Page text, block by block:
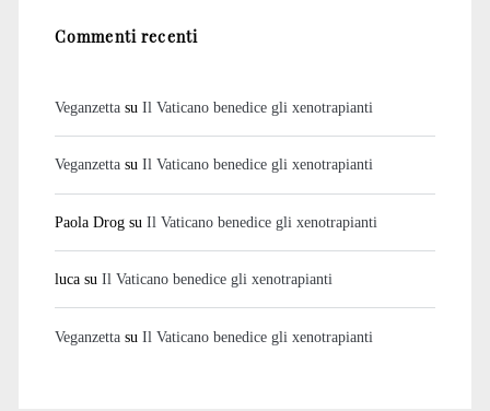
Commenti recenti
Veganzettasu Il Vaticano benedice gli xenotrapianti
Veganzettasu Il Vaticano benedice gli xenotrapianti
Paola Drogsu Il Vaticano benedice gli xenotrapianti
lucasu Il Vaticano benedice gli xenotrapianti
Veganzettasu Il Vaticano benedice gli xenotrapianti